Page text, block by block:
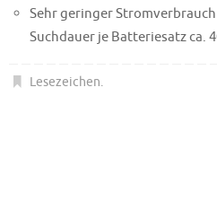
Sehr geringer
Suchdauer je Batteriesatz ca.
Lesezeichen.